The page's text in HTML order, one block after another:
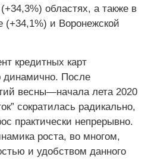
областях, а также в
(+34,1%) и Воронежской
кредитных карт
динамично. После
весны—начала лета 2020
сократилась радикально,
практически непрерывно.
роста, во многом,
и удобством данного